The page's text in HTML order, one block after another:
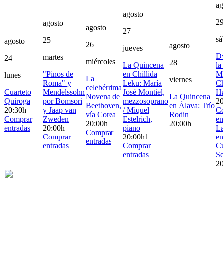
agosto
24
lunes
Cuarteto
Quiroga
20:30h
Comprar
entradas
agosto
25
martes
"Pinos de
Roma" y
Mendelssohn
por Bomsori
y Jaap van
Zweden
20:00h
Comprar
entradas
agosto
26
miércoles
La
celebérrima
Novena de
Beethoven,
vía Corea
20:00h
Comprar
entradas
agosto
27
jueves
La Quincena
en Chillida
Leku: María
José Montiel,
mezzosoprano
/ Miquel
Estelrich,
piano
20:00h1
Comprar
entradas
agosto
28
viernes
La Quincena
en Álava: Trío
Rodin
20:00h
29
la